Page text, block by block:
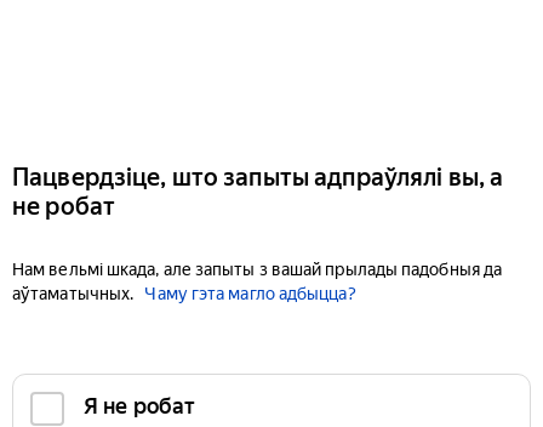
Пацвердзіце, што запыты адпраўлялі вы, а
не робат
Нам вельмі шкада, але запыты з вашай прылады падобныя да
аўтаматычных.
Чаму гэта магло адбыцца?
Я не робат